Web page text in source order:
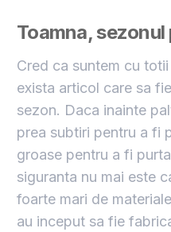
Toamna,
Cred ca suntem cu
exista articol care sa
sezon. Daca inainte
prea subtiri pentru a fi
groase pentru a fi
siguranta nu mai este
foarte mari de
au inceput sa fie